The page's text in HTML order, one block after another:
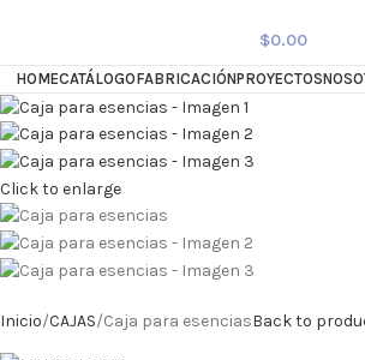
$0.00
HOMECATÁLOGOFABRICACIÓNPROYECTOS
Click to enlarge
Inicio CAJAS Caja para esenciasBack to